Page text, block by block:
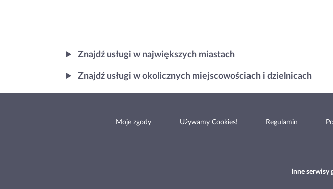
Znajdź usługi w największych miastach
Znajdź usługi w okolicznych miejscowościach i dzielnicach
Moje zgody Używamy Cookies! Regulamin
Inne serwisy